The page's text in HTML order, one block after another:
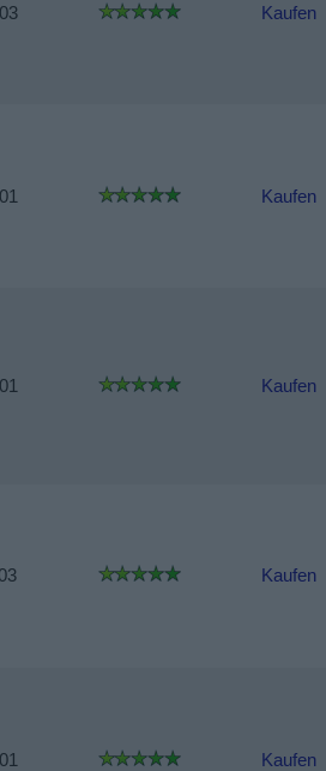
Kaufen
Kaufen
Kaufen
Kaufen
Kaufen